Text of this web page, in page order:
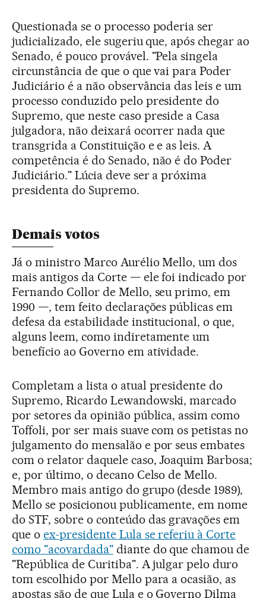
Questionada se o processo poderia ser
judicializado, ele sugeriu que, após chegar ao
Senado, é pouco provável. "Pela singela
circunstância de que o que vai para Poder
Judiciário é a não observância das leis e um
processo conduzido pelo presidente do
Supremo, que neste caso preside a Casa
julgadora, não deixará ocorrer nada que
transgrida a Constituição e e as leis. A
competência é do Senado, não é do Poder
Judiciário." Lúcia deve ser a próxima
presidenta do Supremo.
Demais votos
Já o ministro Marco Aurélio Mello, um dos
mais antigos da Corte — ele foi indicado por
Fernando Collor de Mello, seu primo, em
1990 —, tem feito declarações públicas em
defesa da estabilidade institucional, o que,
alguns leem, como indiretamente um
benefício ao Governo em atividade.
Completam a lista o atual presidente do
Supremo, Ricardo Lewandowski, marcado
por setores da opinião pública, assim como
Toffoli, por ser mais suave com os petistas no
julgamento do mensalão e por seus embates
com o relator daquele caso, Joaquim Barbosa;
e, por último, o decano Celso de Mello.
Membro mais antigo do grupo (desde 1989),
Mello se posicionou publicamente, em nome
do STF, sobre o conteúdo das gravações em
que o ex-presidente Lula se referiu à Corte
como "acovardada"diante do que chamou de
"República de Curitiba". A julgar pelo duro
tom escolhido por Mello para a ocasião, as
apostas são de que Lula e o Governo Dilma